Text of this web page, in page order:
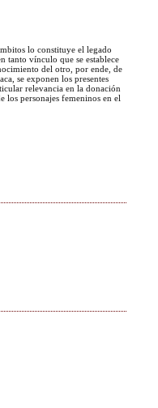
lo constituye el legado
tanto vínculo que se establece
del otro, por ende, de
se exponen los presentes
relevancia en la donación
los personajes femeninos en el